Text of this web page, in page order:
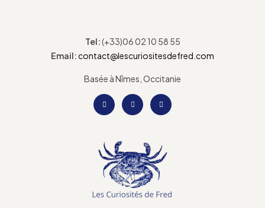
Tel:(+33)06 02 10 58 55
Email:contact@lescuriositesdefred.com
Basée à Nîmes, Occitanie